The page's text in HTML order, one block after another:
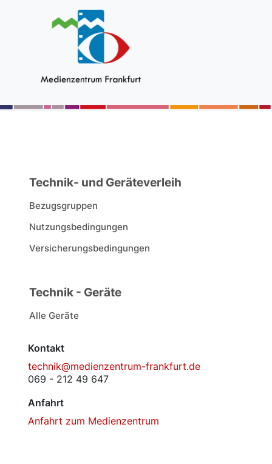
Technik- und Geräteverleih
Bezugsgruppen
Nutzungsbedingungen
Versicherungsbedingungen
Technik - Geräte
Alle Geräte
Kontakt
technik@medienzentrum-frankfurt.de
069 - 212 49 647
Anfahrt
Anfahrt zum Medienzentrum